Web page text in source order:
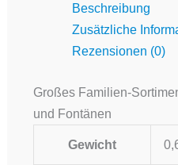
Beschreibung
Zusätzliche
Rezensionen (0)
Großes Familien-
und Fontänen
Gewicht